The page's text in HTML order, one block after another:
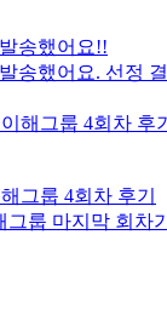
송했어요!!
송했어요. 선정
그룹 4회차 후기
룹 마지막 회차